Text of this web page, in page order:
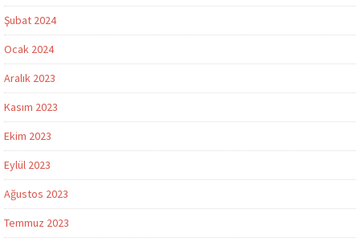
Şubat 2024
Ocak 2024
Aralık 2023
Kasım 2023
Ekim 2023
Eylül 2023
Ağustos 2023
Temmuz 2023